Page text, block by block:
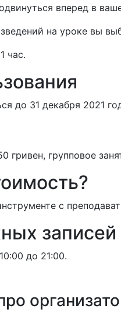
вперед в
на уроке вы
час.
до 31 декабря 2021
гривен, групповое
с
записей
до 21:00.